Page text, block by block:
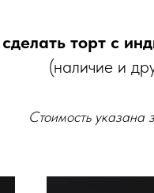
торт с
(наличие и
Стоимость указана